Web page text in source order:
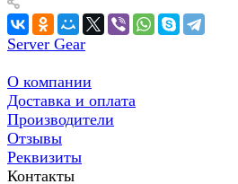
Server Gear
О компании
Доставка и оплата
Производители
Отзывы
Реквизиты
Контакты